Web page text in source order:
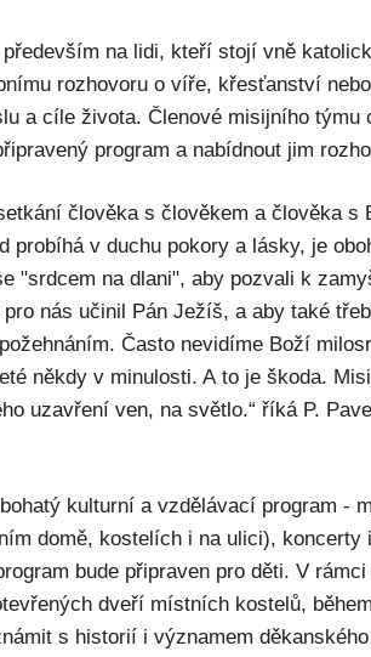
na lidi, kteří stojí vně
rozhovoru o víře, křesťanství
a cíle života. Členové misijního týmu
program a nabídnout jim
člověka s člověkem a člověka s
probíhá v duchu pokory a lásky, je
"srdcem na dlani", aby pozvali k
nás učinil Pán Ježíš, a aby také
Často nevidíme Boží
někdy v minulosti. A to je škoda.
uzavření ven, na světlo.“ říká P.
kulturní a vzdělávací program -
domě, kostelích i na ulici), koncerty
bude připraven pro děti. V
dveří místních kostelů,
s historií i významem